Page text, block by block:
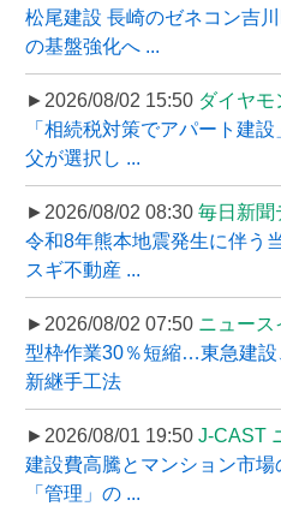
松尾建設 長崎のゼネコン吉
の基盤強化へ ...
►2026/08/02 15:50 ダイヤモ
「相続税対策でアパート建
父が選択し ...
►2026/08/02 08:30 毎日新聞
令和8年熊本地震発生に伴う
スギ不動産 ...
►2026/08/02 07:50 ニュース
型枠作業30％短縮…東急建
新継手工法
►2026/08/01 19:50 J-CAST
建設費高騰とマンション市
「管理」の ...